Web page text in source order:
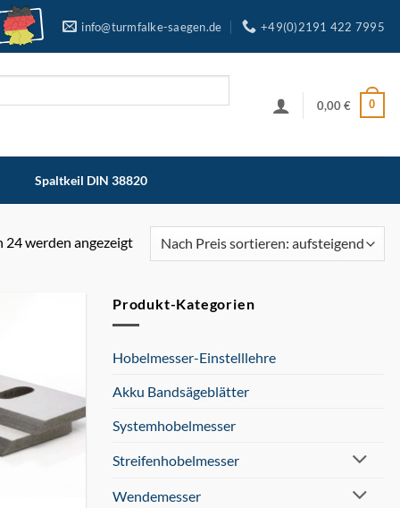
info@turmfalke-saegen.de +49(0)2191 422 7995
0,00€ 0
Spaltkeil DIN 38820
24 werden angezeigtNach
Preis
aufsteigend
Produkt-Kategorien
Hobelmesser-Einstelllehre
Akku Bandsägeblätter
Systemhobelmesser
Streifenhobelmesser
Wendemesser